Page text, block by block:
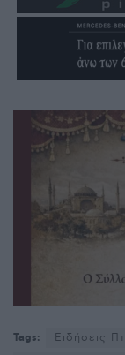
Tags: Ειδήσεις